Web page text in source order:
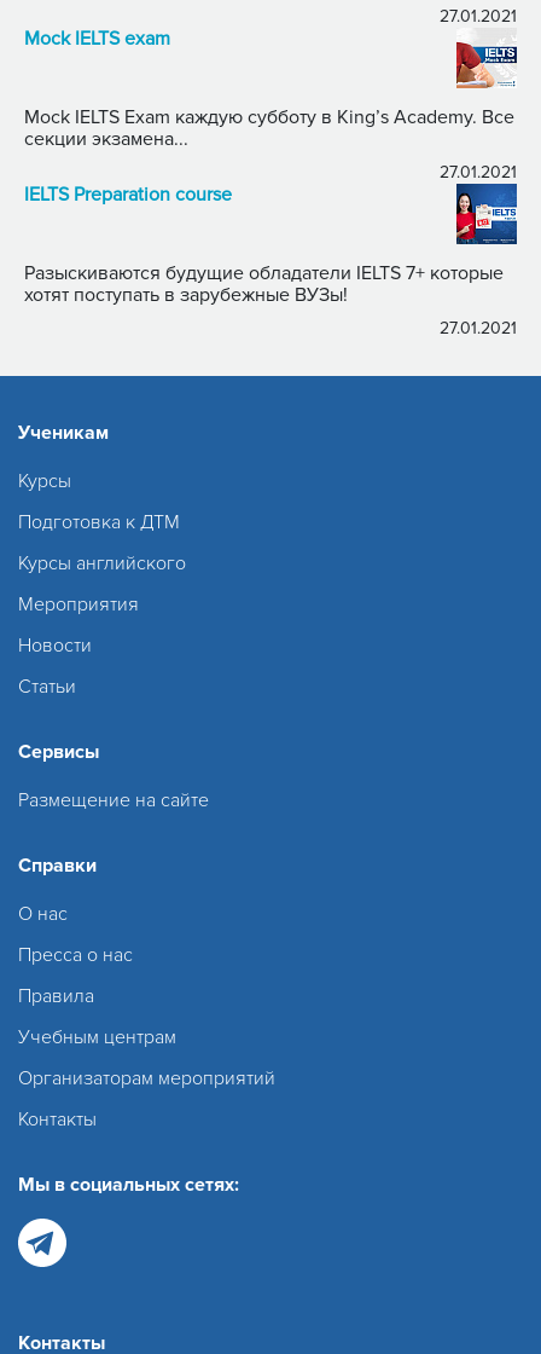
27.01.2021
Mock IELTS exam
Mock IELTS Exam каждую субботу в King’s Academy. Все
секции экзамена...
27.01.2021
IELTS Preparation course
Разыскиваются будущие обладатели IELTS 7+ которые
хотят поступать в зарубежные ВУЗы!
27.01.2021
Ученикам
Курсы
Подготовка к ДТМ
Курсы английского
Мероприятия
Новости
Статьи
Сервисы
Размещение на сайте
Справки
О нас
Пресса о нас
Правила
Учебным центрам
Организаторам мероприятий
Контакты
Мы в социальных сетях:
Контакты